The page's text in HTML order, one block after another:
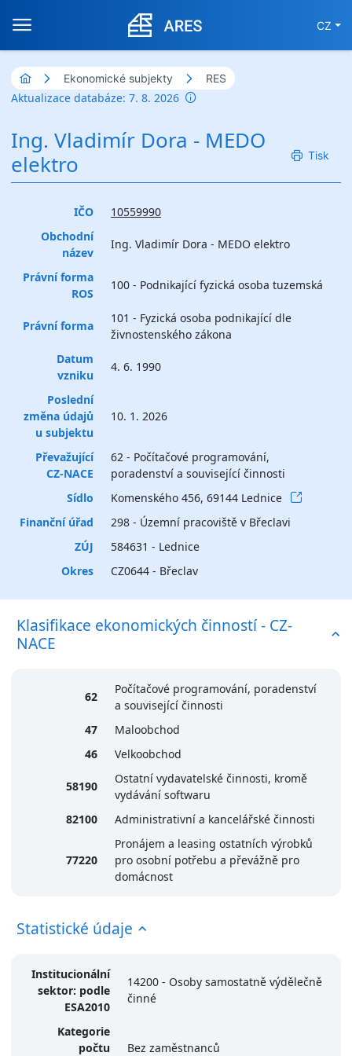
CZ
Ekonomické subjekty RES
Aktualizace databáze: 7. 8. 2026
Ing. Vladimír Dora - MEDO
elektro
Tisk
IČO
10559990
Obchodní
název
Ing. Vladimír Dora - MEDO elektro
Právní forma
ROS
100 - Podnikající fyzická osoba tuzemská
Právní forma
101 - Fyzická osoba podnikající dle
živnostenského zákona
Datum
vzniku
4. 6. 1990
Poslední
změna údajů
u subjektu
10. 1. 2026
Převažující
CZ-NACE
62 - Počítačové programování,
poradenství a související činnosti
Sídlo
Komenského 456, 69144 Lednice
Finanční úřad
298 - Územní pracoviště v Břeclavi
ZÚJ
584631 - Lednice
Okres
CZ0644 - Břeclav
Klasifikace ekonomických činností - CZ-
NACE
62
Počítačové programování, poradenství
a související činnosti
47
Maloobchod
46
Velkoobchod
58190
Ostatní vydavatelské činnosti, kromě
vydávání softwaru
82100
Administrativní a kancelářské činnosti
77220
Pronájem a leasing ostatních výrobků
pro osobní potřebu a převážně pro
domácnost
Statistické údaje
Institucionální
sektor: podle
ESA2010
14200 - Osoby samostatně výdělečně
činné
Kategorie
počtu
Bez zaměstnanců